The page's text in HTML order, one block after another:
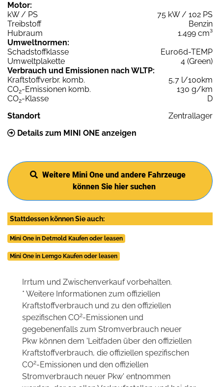
Motor:
kW / PS
75 kW / 102 PS
Treibstoff
Benzin
Hubraum
1.499 cm³
Umweltnormen:
Schadstoffklasse
Euro6d-TEMP
Umweltplakette
4 (Green)
Verbrauch und Emissionen nach WLTP:
Kraftstoffverbr. komb.
5,7 l/100km
CO2-Emissionen komb.
130 g/km
CO2-Klasse
D
Standort
Zentrallager
Details zum MINI ONE anzeigen
Weitere Mini One und andere Fahrzeuge
können Sie hier suchen
Stattdessen können Sie auch:
Mini One in Detmold Kaufen oder leasen
Mini One in Lemgo Kaufen oder leasen
Irrtum und Zwischenverkauf vorbehalten.
* Weitere Informationen zum offiziellen
Kraftstoffverbrauch und zu den offiziellen
spezifischen CO2-Emissionen und
gegebenenfalls zum Stromverbrauch neuer
Pkw können dem 'Leitfaden über den offiziellen
Kraftstoffverbrauch, die offiziellen spezifischen
CO2-Emissionen und den offiziellen
Stromverbrauch neuer Pkw' entnommen